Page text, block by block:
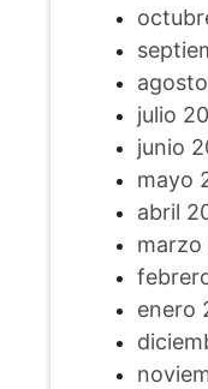
julio
junio
mayo
abril
marzo
enero